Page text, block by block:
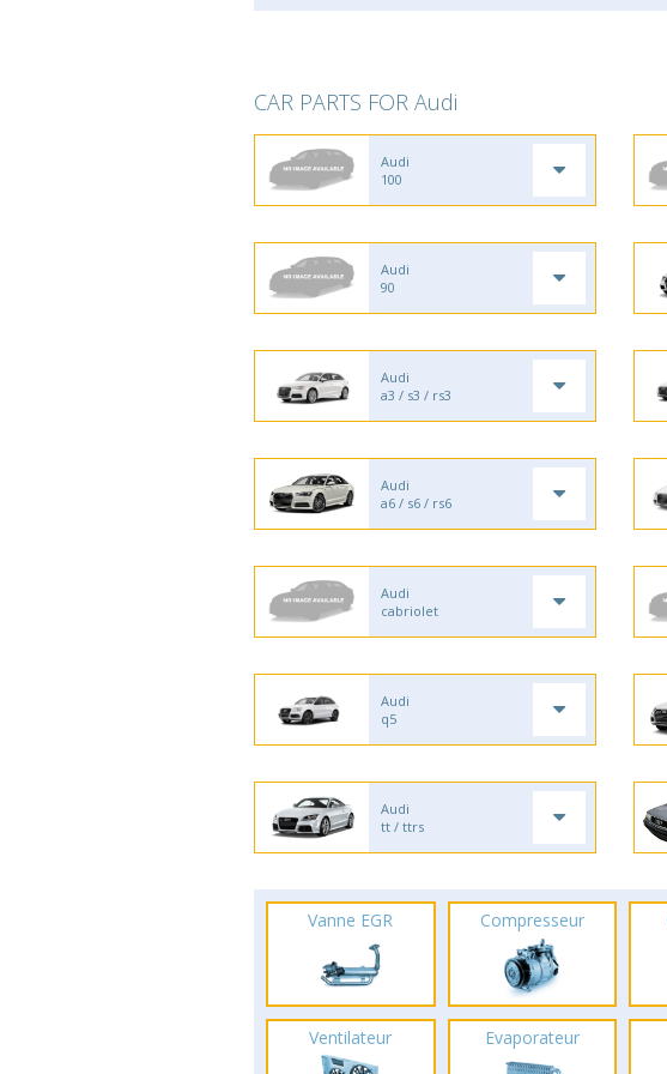
CAR PARTS FOR Audi
Audi
100
Audi
90
Audi
a3 / s3 / rs3
Audi
a6 / s6 / rs6
Audi
cabriolet
Audi
q5
Audi
tt / ttrs
Vanne EGR Compresseur
Ventilateur Evaporateur